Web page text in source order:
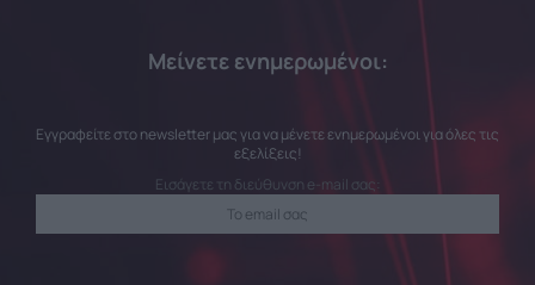
Μείνετε ενημερωμένοι:
Εγγραφείτε στο newsletter μας για να μένετε ενημερωμένοι για όλες τις
εξελίξεις!
Εισάγετε τη διεύθυνση e-mail σας: